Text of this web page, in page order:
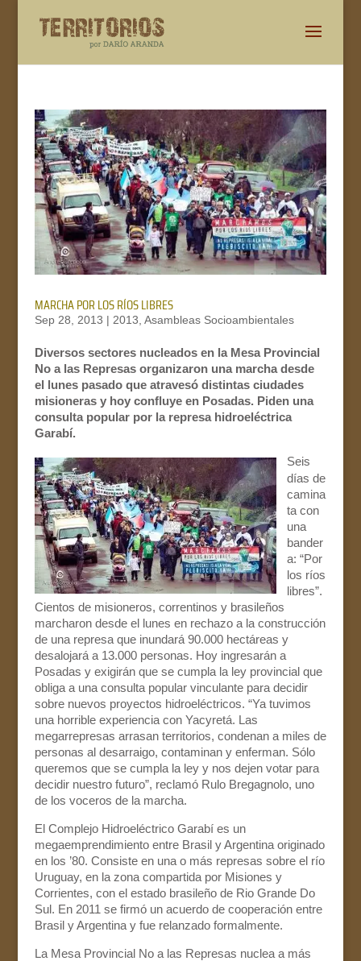
MARCHA POR LOS RÍOS LIBRES
Sep 28, 2013 | 2013 Asambleas Socioambientales
Diversos sectores nucleados en la Mesa Provincial
No a las Represas organizaron una marcha desde
el lunes pasado que atravesó distintas ciudades
misioneras y hoy confluye en Posadas. Piden una
consulta popular por la represa hidroeléctrica
Garabí.
Seis
días de
camina
ta con
una
bander
a: “Por
los ríos
libres”.
Cientos de misioneros, correntinos y brasileños
marcharon desde el lunes en rechazo a la construcción
de una represa que inundará 90.000 hectáreas y
desalojará a 13.000 personas. Hoy ingresarán a
Posadas y exigirán que se cumpla la ley provincial que
obliga a una consulta popular vinculante para decidir
sobre nuevos proyectos hidroeléctricos. “Ya tuvimos
una horrible experiencia con Yacyretá. Las
megarrepresas arrasan territorios, condenan a miles de
personas al desarraigo, contaminan y enferman. Sólo
queremos que se cumpla la ley y nos dejen votar para
decidir nuestro futuro”, reclamó Rulo Bregagnolo, uno
de los voceros de la marcha.
El Complejo Hidroeléctrico Garabí es un
megaemprendimiento entre Brasil y Argentina originado
en los ’80. Consiste en una o más represas sobre el río
Uruguay, en la zona compartida por Misiones y
Corrientes, con el estado brasileño de Rio Grande Do
Sul. En 2011 se firmó un acuerdo de cooperación entre
Brasil y Argentina y fue relanzado formalmente.
La Mesa Provincial No a las Represas nuclea a más